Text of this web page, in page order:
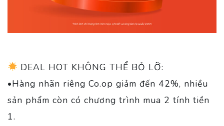
DEAL HOT KHÔNG THỂ BỎ LỠ:
•Hàng nhãn riêng Co.op giảm đến 42%, nhiều
sản phẩm còn có chương trình mua 2 tính tiền
1.